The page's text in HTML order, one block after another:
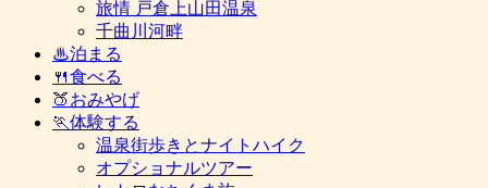
旅情 戸倉上山田温泉
千曲川河畔
♨泊まる
🍴食べる
🍑おみやげ
🏃体験する
温泉街歩きとナイトハイク
オプショナルツアー